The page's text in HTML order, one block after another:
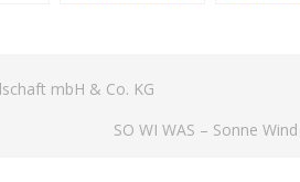
mbH & Co. KG
SO WI WAS – Sonne